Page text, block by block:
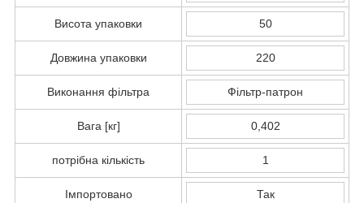
Висота упаковки 50
Довжина упаковки 220
Виконання фільтра Фільтр-патрон
Вага [кг] 0,402
потрібна кількість 1
Імпортовано Так